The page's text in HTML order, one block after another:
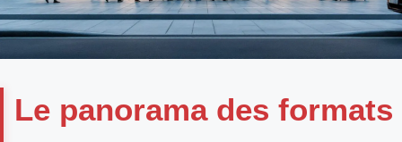
Le panorama des formats